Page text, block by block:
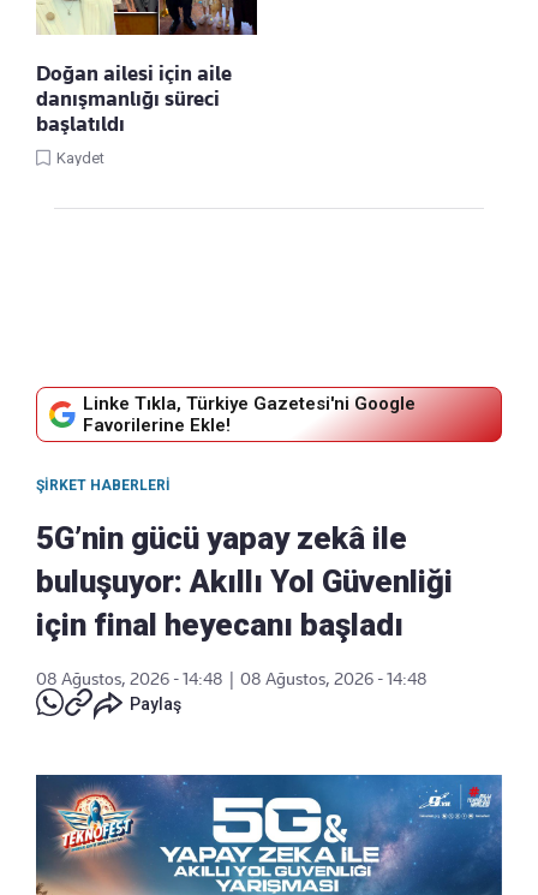
Doğan ailesi için aile
danışmanlığı süreci
başlatıldı
Kaydet
Linke Tıkla, Türkiye Gazetesi'ni Google
Favorilerine Ekle!
ŞIRKET HABERLERI
5G’nin gücü yapay zekâ ile
buluşuyor: Akıllı Yol Güvenliği
için final heyecanı başladı
08 Ağustos, 2026 - 14:48
08 Ağustos, 2026 - 14:48
Paylaş